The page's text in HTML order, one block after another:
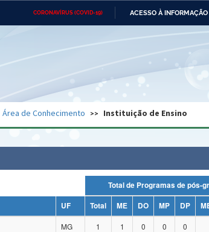
CORONAVÍRUS (COVID-19) ACESSO À INFORMAÇÃO
Ministério das Relações
do Desenvolvimento
Geral da União Banco Central do Brasil
Área de Conhecimento Instituição de Ensino
Total de
UF Total ME DO MP DP
MG 1 1 0 0 0